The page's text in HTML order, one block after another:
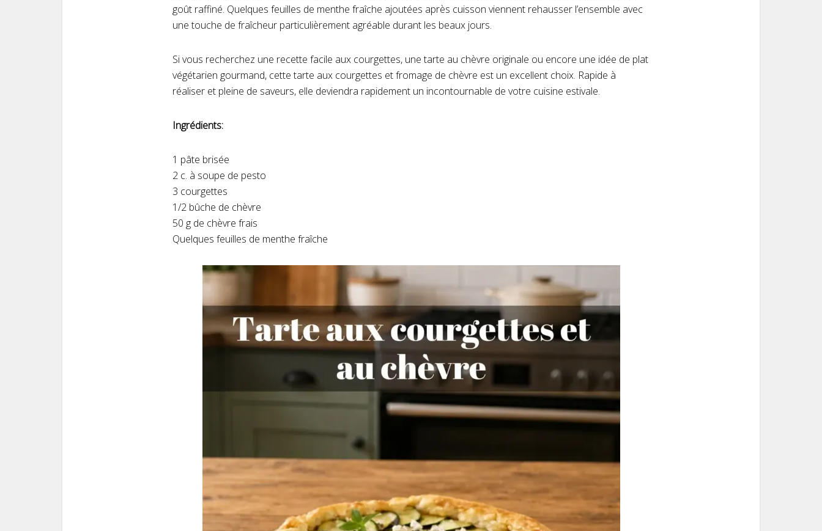
goût raffiné. Quelques feuilles de menthe fraîche ajoutées après cuisson viennent rehausser l’ensemble avec
une touche de fraîcheur particulièrement agréable durant les beaux jours.
Si vous recherchez une recette facile aux courgettes, une tarte au chèvre originale ou encore une idée de plat
végétarien gourmand, cette tarte aux courgettes et fromage de chèvre est un excellent choix. Rapide à
réaliser et pleine de saveurs, elle deviendra rapidement un incontournable de votre cuisine estivale.
Ingrédients:
1 pâte brisée
2 c. à soupe de pesto
3 courgettes
1/2 bûche de chèvre
50 g de chèvre frais
Quelques feuilles de menthe fraîche